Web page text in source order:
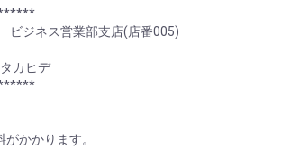
ビジネス営業部支店(店番005)
カヒデ
かかります。